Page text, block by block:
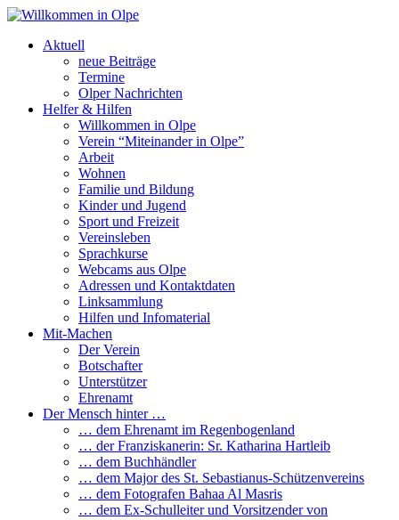
Aktuell
neue Beiträge
Termine
Olper Nachrichten
Helfer & Hilfen
Willkommen in Olpe
Verein “Miteinander in Olpe”
Arbeit
Wohnen
Familie und Bildung
Kinder und Jugend
Sport und Freizeit
Vereinsleben
Sprachkurse
Webcams aus Olpe
Adressen und Kontaktdaten
Linksammlung
Hilfen und Infomaterial
Mit-Machen
Der Verein
Botschafter
Unterstützer
Ehrenamt
Der Mensch hinter …
… dem Ehrenamt im Regenbogenland
… der Franziskanerin: Sr. Katharina Hartleib
… dem Buchhändler
… dem Major des St. Sebastianus-Schützenvereins
… dem Fotografen Bahaa Al Masris
… dem Ex-Schulleiter und Vorsitzender von